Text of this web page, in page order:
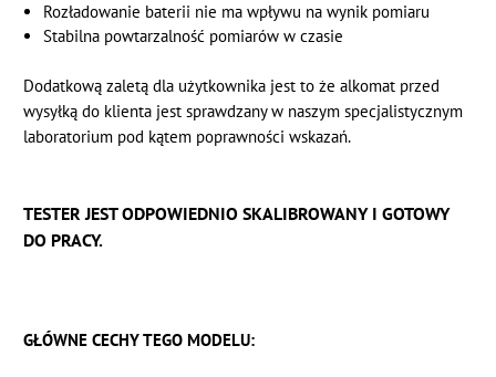
Rozładowanie baterii nie ma wpływu na wynik pomiaru
Stabilna powtarzalność pomiarów w czasie
Dodatkową zaletą dla użytkownika jest to że alkomat przed
wysyłką do klienta jest sprawdzany w naszym specjalistycznym
laboratorium pod kątem poprawności wskazań.
TESTER JEST ODPOWIEDNIO SKALIBROWANY I GOTOWY
DO PRACY.
GŁÓWNE CECHY TEGO MODELU: